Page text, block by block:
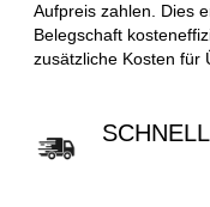
Aufpreis zahlen. Dies
Belegschaft
zusätzliche Kosten für